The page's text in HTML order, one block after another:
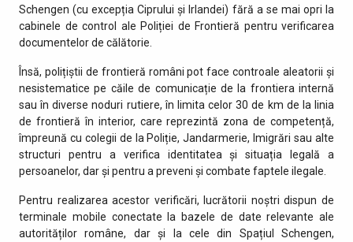
Schengen (cu excepția Ciprului și Irlandei) fără a se mai opri la
cabinele de control ale Poliției de Frontieră pentru verificarea
documentelor de călătorie.
Însă, polițiștii de frontieră români pot face controale aleatorii și
nesistematice pe căile de comunicație de la frontiera internă
sau în diverse noduri rutiere, în limita celor 30 de km de la linia
de frontieră în interior, care reprezintă zona de competență,
împreună cu colegii de la Poliție, Jandarmerie, Imigrări sau alte
structuri pentru a verifica identitatea și situația legală a
persoanelor, dar și pentru a preveni și combate faptele ilegale.
Pentru realizarea acestor verificări, lucrătorii noștri dispun de
terminale mobile conectate la bazele de date relevante ale
autorităților române, dar și la cele din Spațiul Schengen,